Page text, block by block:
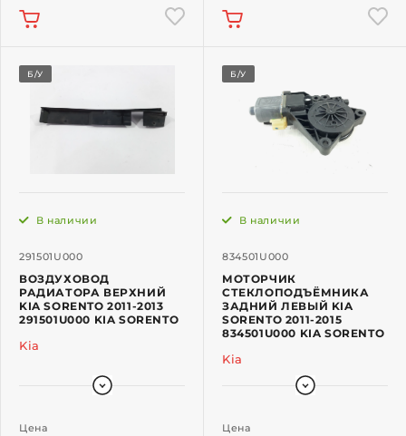
Б/У
291501U000
В наличии
ВОЗДУХОВОД
РАДИАТОРА ВЕРХНИЙ
KIA SORENTO 2011-2013
291501U000 KIA SORENTO
Kia
Цена
Б/У
834501U000
В наличии
МОТОРЧИК
СТЕКЛОПОДЪЁМНИКА
ЗАДНИЙ ЛЕВЫЙ KIA
SORENTO 2011-2015
834501U000 KIA SORENTO
Kia
Цена